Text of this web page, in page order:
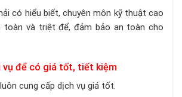
có hiểu biết, chuyên môn kỹ thuật cao
toàn và triệt để, đảm bảo an toàn cho
vụ để có giá tốt, tiết kiệm
cung cấp dịch vụ giá tốt.